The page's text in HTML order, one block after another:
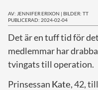
AV: JENNIFER ERIXON | BILDER: TT
PUBLICERAD: 2024-02-04
Det är en tuff tid för
medlemmar har
tvingats till operation.
Prinsessan Kate, 42,